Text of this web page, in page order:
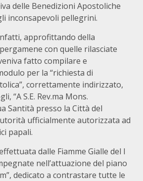
delle Benedizioni Apostoliche
inconsapevoli pellegrini.
approfittando della
con quelle rilasciate
fatto compilare e
per la “richiesta di
correttamente indirizzato,
“A S.E. Rev.ma Mons.
Santità presso la Città del
ufficialmente autorizzata ad
papali.
dalle Fiamme Gialle del I
nell’attuazione del piano
dedicato a contrastare tutte le